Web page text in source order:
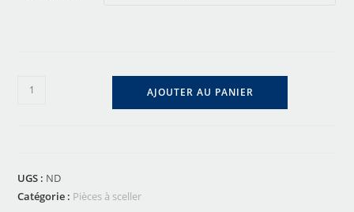
AJOUTER AU PANIER
UGS : ND
Catégorie : Pièces à sceller